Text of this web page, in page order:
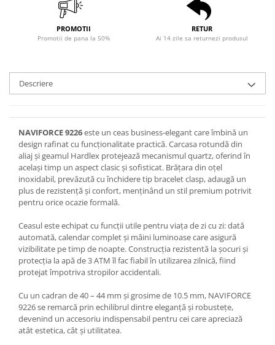
PROMOTII
Promotii de pana la 50%
RETUR
Ai 14 zile sa returnezi produsul
Descriere
NAVIFORCE 9226este un ceas business-elegant care îmbină un
design rafinat cu funcționalitate practică. Carcasa rotundă din
aliaj și geamul Hardlex protejează mecanismul quartz, oferind în
același timp un aspect clasic și sofisticat. Brățara din oțel
inoxidabil, prevăzută cu închidere tip bracelet clasp, adaugă un
plus de rezistență și confort, menținând un stil premium potrivit
pentru orice ocazie formală.
Ceasul este echipat cu funcții utile pentru viața de zi cu zi: dată
automată, calendar complet și mâini luminoase care asigură
vizibilitate pe timp de noapte. Construcția rezistentă la șocuri și
protecția la apă de 3 ATM îl fac fiabil în utilizarea zilnică, fiind
protejat împotriva stropilor accidentali.
Cu un cadran de 40 – 44 mm și grosime de 10.5 mm, NAVIFORCE
9226 se remarcă prin echilibrul dintre eleganță și robustețe,
devenind un accesoriu indispensabil pentru cei care apreciază
atât estetica, cât și utilitatea.